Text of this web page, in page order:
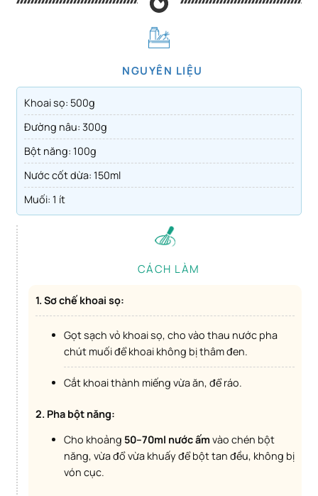
NGUYÊN LIỆU
Khoai sọ: 500g
Đường nâu: 300g
Bột năng: 100g
Nước cốt dừa: 150ml
Muối: 1 ít
CÁCH LÀM
1. Sơ chế khoai sọ:
Gọt sạch vỏ khoai sọ, cho vào thau nước pha
chút muối để khoai không bị thâm đen.
Cắt khoai thành miếng vừa ăn, để ráo.
2. Pha bột năng:
Cho khoảng 50–70ml nước ấm vào chén bột
năng, vừa đổ vừa khuấy để bột tan đều, không bị
vón cục.